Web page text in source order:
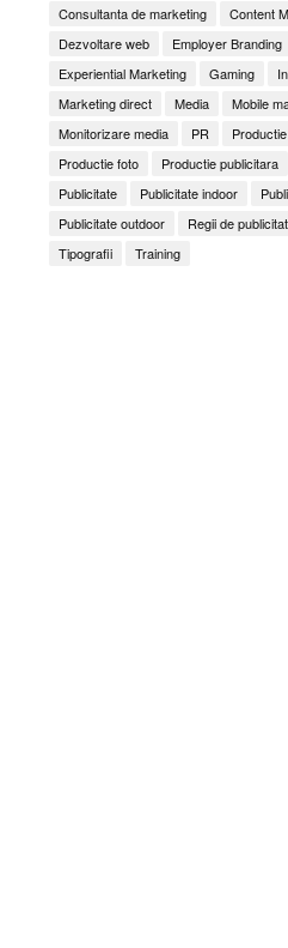
Consultanta de marketing
Content
Dezvoltare web
Employer Branding
Experiential Marketing
Gaming
Marketing direct
Media
Mobile
Monitorizare media
PR
Productie foto
Productie publicitara
Publicitate
Publicitate indoor
Publicitate outdoor
Regii de
Tipografii
Training